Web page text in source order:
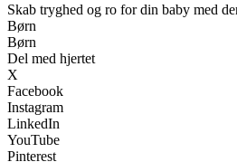
Skab tryghed og ro for din baby med
Børn
Børn
Del med hjertet
X
Facebook
Instagram
LinkedIn
YouTube
Pinterest